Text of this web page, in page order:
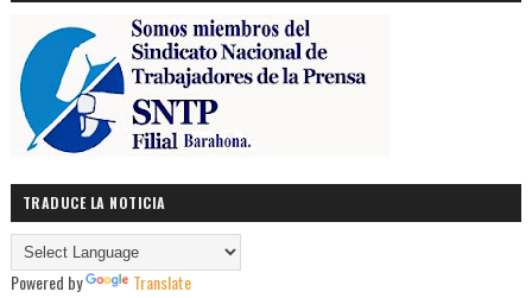
TRADUCE LA NOTICIA
Powered by Translate